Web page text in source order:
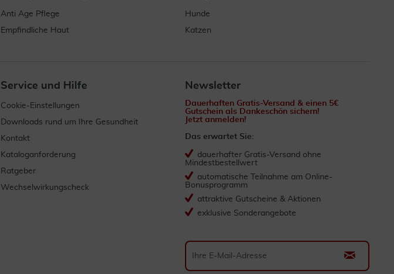
Anti Age Pflege
Empfindliche Haut
Hunde
Katzen
Service und Hilfe
Cookie-Einstellungen
Downloads rund um Ihre Gesundheit
Kontakt
Kataloganforderung
Ratgeber
Wechselwirkungscheck
Newsletter
Dauerhaften Gratis-Versand & einen 5€
Gutschein als Dankeschön sichern!
Jetzt anmelden!
Das erwartet Sie:
dauerhafter Gratis-Versand ohne
Mindestbestellwert
automatische Teilnahme am Online-
Bonusprogramm
attraktive Gutscheine & Aktionen
exklusive Sonderangebote